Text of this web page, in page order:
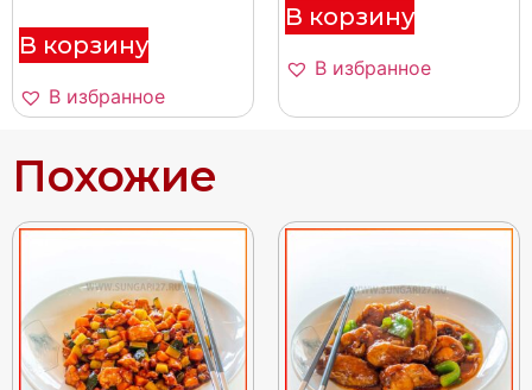
В корзину
В избранное
В корзину
В избранное
Похожие